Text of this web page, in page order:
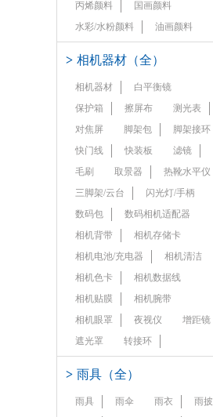
丙烯颜料
国画颜料
水彩/水粉颜料
油画颜料
> 相机器材（全）
相机器材
白平衡镜
保护箱
擦屏布
测光表
对焦屏
脚架包
脚架接环
快门线
快装板
滤镜
毛刷
取景器
热靴水平仪
三脚架/云台
闪光灯/手柄
数码包
数码相机适配器
相机背带
相机存储卡
相机电池/充电器
相机清洁
相机色卡
相机数据线
相机贴膜
相机腕带
相机眼罩
夜视仪
增距镜
遮光罩
转接环
> 雨具（全）
雨具 雨伞 雨衣
雨披